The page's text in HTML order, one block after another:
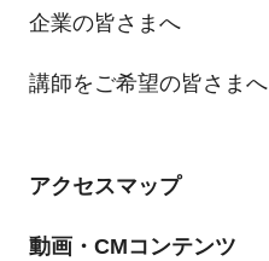
企業の皆さまへ
講師をご希望の皆さまへ
アクセスマップ
動画・CMコンテンツ